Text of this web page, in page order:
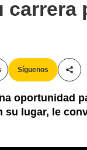
carrera
Síguenos
oportunidad
su lugar, le